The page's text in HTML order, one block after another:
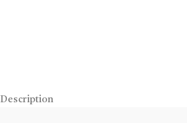
Description